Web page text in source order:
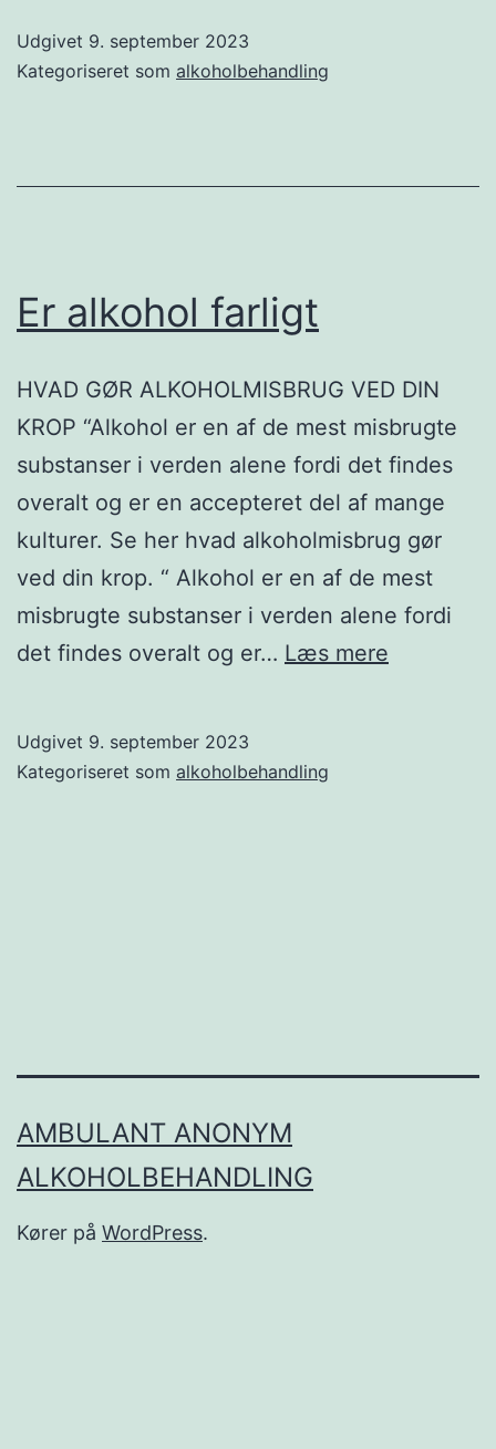
Udgivet 9. september 2023
Kategoriseret som alkoholbehandling
Er alkohol farligt
HVAD GØR ALKOHOLMISBRUG VED DIN
KROP “Alkohol er en af de mest misbrugte
substanser i verden alene fordi det findes
overalt og er en accepteret del af mange
kulturer. Se her hvad alkoholmisbrug gør
ved din krop. “ Alkohol er en af de mest
misbrugte substanser i verden alene fordi
det findes overalt og er… Læs mere
Udgivet 9. september 2023
Kategoriseret som alkoholbehandling
AMBULANT ANONYM
ALKOHOLBEHANDLING
Kører på WordPress.